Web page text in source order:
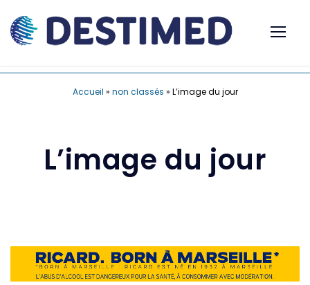
Accueil » non classés » L’image du jour
L’image du jour